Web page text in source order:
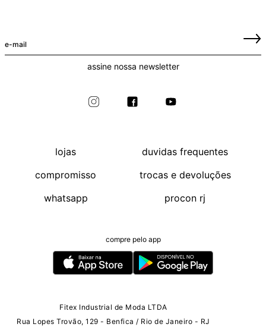
assine nossa newsletter
lojas
compromisso
whatsapp
duvidas frequentes
trocas e devoluções
procon rj
compre pelo app
Fitex Industrial de Moda LTDA
Rua Lopes Trovão, 129 - Benfica / Rio de Janeiro - RJ